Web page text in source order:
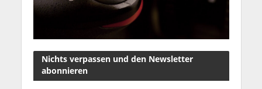
Nichts verpassen und den Newsletter
abonnieren